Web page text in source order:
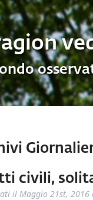
civili,
il Maggio 21st, 2016